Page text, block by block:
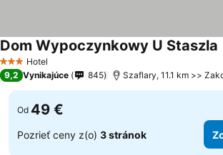
3 Počet hviezdičiek
Hotel
Dom Wypoczynkowy U Staszla
9,2 Vynikajúce 845 Szaflary, 11.1 km >>
Od 49 €
Pozrieť ceny z(o) 3 stránok